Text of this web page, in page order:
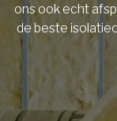
ons ook echt
de beste